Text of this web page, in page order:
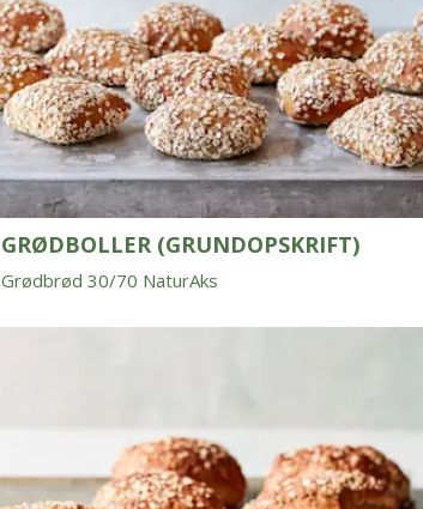
GRØDBOLLER (GRUNDOPSKRIFT)
Grødbrød 30/70 NaturAks